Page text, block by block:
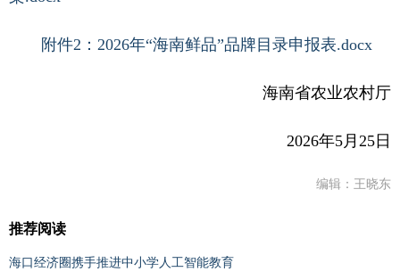
附件2：2026年“海南鲜品”品牌目录申报表.docx
海南省农业农村厅
2026年5月25日
编辑：王晓东
推荐阅读
海口经济圈携手推进中小学人工智能教育